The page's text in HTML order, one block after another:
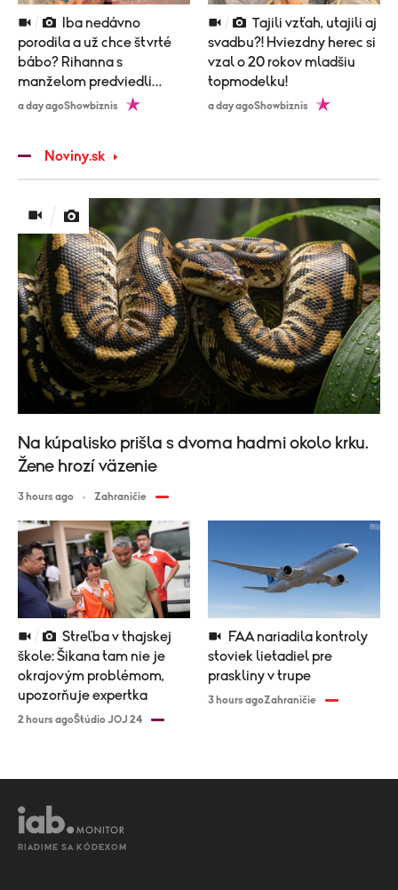
porodila a už chce štvrté
bábo? Rihanna s
manželom predviedli
poriadne nemravný tanec!
a day agoShowbiznis
svadbu?! Hviezdny herec si
vzal o 20 rokov mladšiu
topmodelku!
a day agoShowbiznis
Noviny.sk
škole: Šikana tam nie je
okrajovým problémom,
upozorňuje expertka
2 hours agoŠtúdio JOJ 24
stoviek lietadiel pre
praskliny v trupe
3 hours agoZahraničie
Na kúpalisko prišla s dvoma hadmi okolo krku.
Žene hrozí väzenie
3 hours ago Zahraničie
RIADIME SA KÓDEXOM